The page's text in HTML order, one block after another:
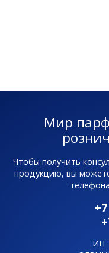
Мир
Чтобы получить
продукцию, вы
ИП